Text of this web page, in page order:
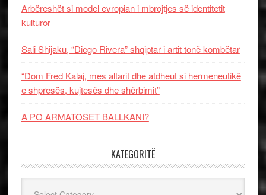
Arbëreshët si model evropian i mbrojtjes së identitetit
kulturor
Sali Shijaku, “Diego Rivera” shqiptar i artit tonë kombëtar
“Dom Fred Kalaj, mes altarit dhe atdheut si hermeneutikë
e shpresës, kujtesës dhe shërbimit”
A PO ARMATOSET BALLKANI?
KATEGORITË